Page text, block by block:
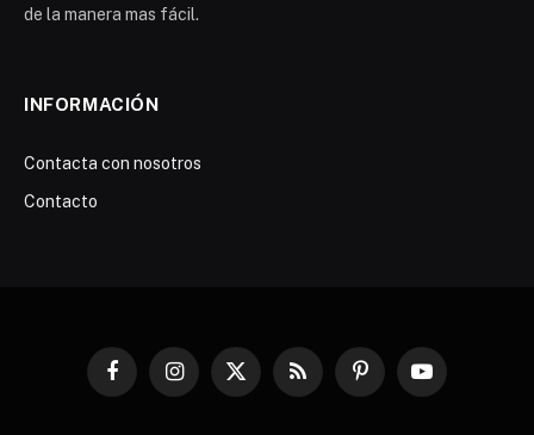
de la manera mas fácil.
INFORMACIÓN
Contacta con nosotros
Contacto
FacebookInstagram
X
RSS PinterestYouTube